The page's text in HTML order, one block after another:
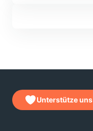
Unterstütze uns